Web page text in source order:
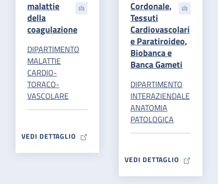
malattie
della
coagulazione
DIPARTIMENTO
MALATTIE
CARDIO-
TORACO-
VASCOLARE
VEDI DETTAGLIO MAP ICON
Cordonale,
Tessuti
Cardiovascolari
e Paratiroideo,
Biobanca e
Banca Gameti
DIPARTIMENTO
INTERAZIENDALE
ANATOMIA
PATOLOGICA
VEDI DETTAGLIO MAP ICON